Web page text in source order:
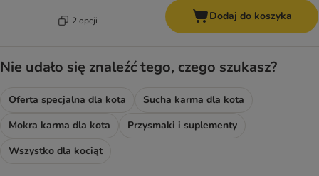
2 opcji Dodaj do koszyka
Nie udało się znaleźć tego, czego szukasz?
Oferta specjalna dla kota
Sucha karma dla kota
Mokra karma dla kota
Przysmaki i suplementy
Wszystko dla kociąt